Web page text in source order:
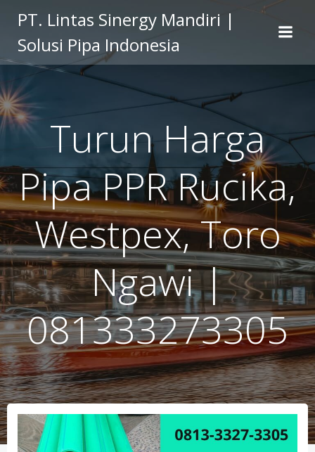
to
content
PT. Lintas Sinergy Mandiri |
Solusi Pipa Indonesia
Turun Harga
Pipa PPR Rucika,
Westpex, Toro
Ngawi |
081333273305